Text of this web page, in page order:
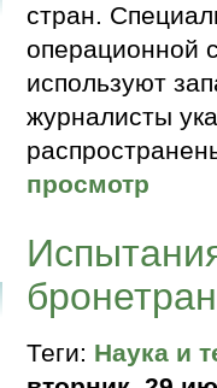
стран.
операционной
используют
журналисты
просмотр
Теги: Наука и